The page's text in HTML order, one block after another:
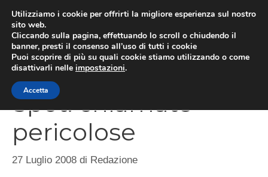
contenuto
Spot: chiamate
pericolose
27 Luglio 2008 di Redazione
Utilizziamo i cookie per offrirti la migliore esperienza sul nostro
sito web.
Cliccando sulla pagina, effettuando lo scroll o chiudendo il
banner, presti il consenso all’uso di tutti i cookie
Puoi scoprire di più su quali cookie stiamo utilizzando o come
disattivarli nelle impostazioni.
Accetta